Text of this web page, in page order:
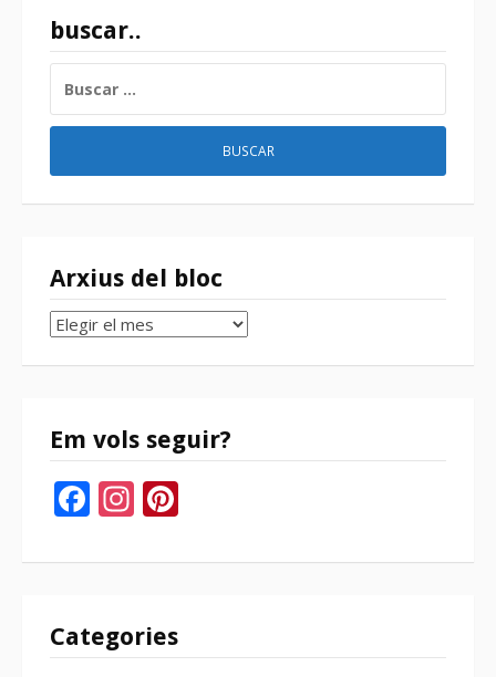
buscar..
Arxius del bloc
Arxius
bloc
Em vols seguir?
Facebook
Instagram
Categories